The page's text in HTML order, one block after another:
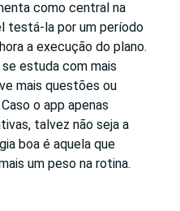
como central na
testá-la por um período
a execução do plano.
estuda com mais
mais questões ou
o app apenas
talvez não seja a
boa é aquela que
um peso na rotina.